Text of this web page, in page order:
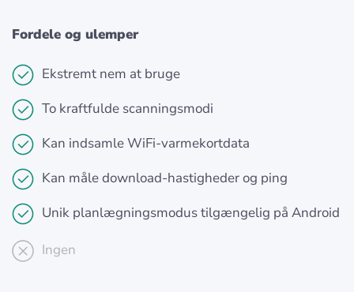
Fordele og ulemper
Ekstremt nem at bruge
To kraftfulde scanningsmodi
Kan indsamle WiFi-varmekortdata
Kan måle download-hastigheder og ping
Unik planlægningsmodus tilgængelig på Android
Ingen